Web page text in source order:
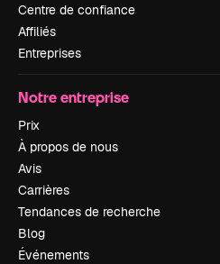
Centre de confiance
Affiliés
Entreprises
Notre entreprise
Prix
À propos de nous
Avis
Carrières
Tendances de recherche
Blog
Événements